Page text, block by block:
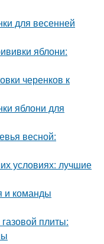
для весенней
яблони:
черенков к
яблони для
весной:
условиях: лучшие
и команды
плиты: